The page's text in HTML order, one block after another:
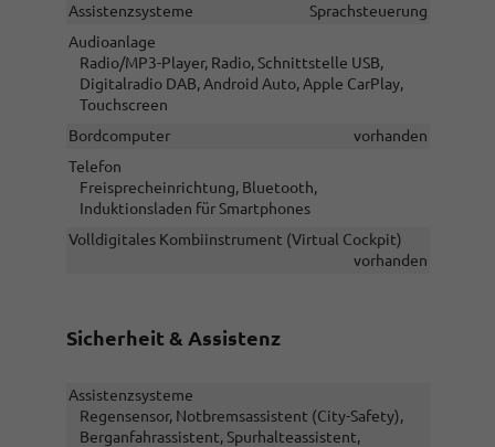
Assistenzsysteme
Sprachsteuerung
Audioanlage
Radio/MP3-Player, Radio, Schnittstelle USB,
Digitalradio DAB, Android Auto, Apple CarPlay,
Touchscreen
Bordcomputer
vorhanden
Telefon
Freisprecheinrichtung, Bluetooth,
Induktionsladen für Smartphones
Volldigitales Kombiinstrument (Virtual Cockpit)
vorhanden
Sicherheit & Assistenz
Assistenzsysteme
Regensensor, Notbremsassistent (City-Safety),
Berganfahrassistent, Spurhalteassistent,